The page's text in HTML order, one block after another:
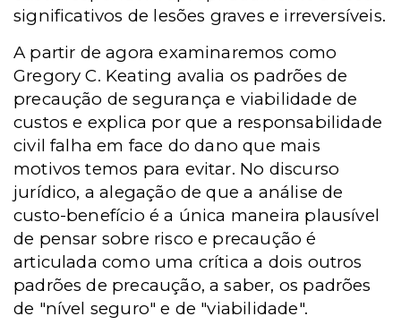
significativos de lesões graves e irreversíveis.
A partir de agora examinaremos como
Gregory C. Keating avalia os padrões de
precaução de segurança e viabilidade de
custos e explica por que a responsabilidade
civil falha em face do dano que mais
motivos temos para evitar. No discurso
jurídico, a alegação de que a análise de
custo-benefício é a única maneira plausível
de pensar sobre risco e precaução é
articulada como uma crítica a dois outros
padrões de precaução, a saber, os padrões
de "nível seguro" e de "viabilidade".